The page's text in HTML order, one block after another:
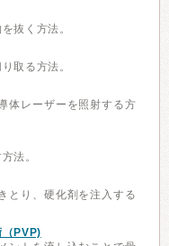
抜く方法。
取る方法。
体レーザーを照射する方
法。
とり、硬化剤を注入する
（PVP)